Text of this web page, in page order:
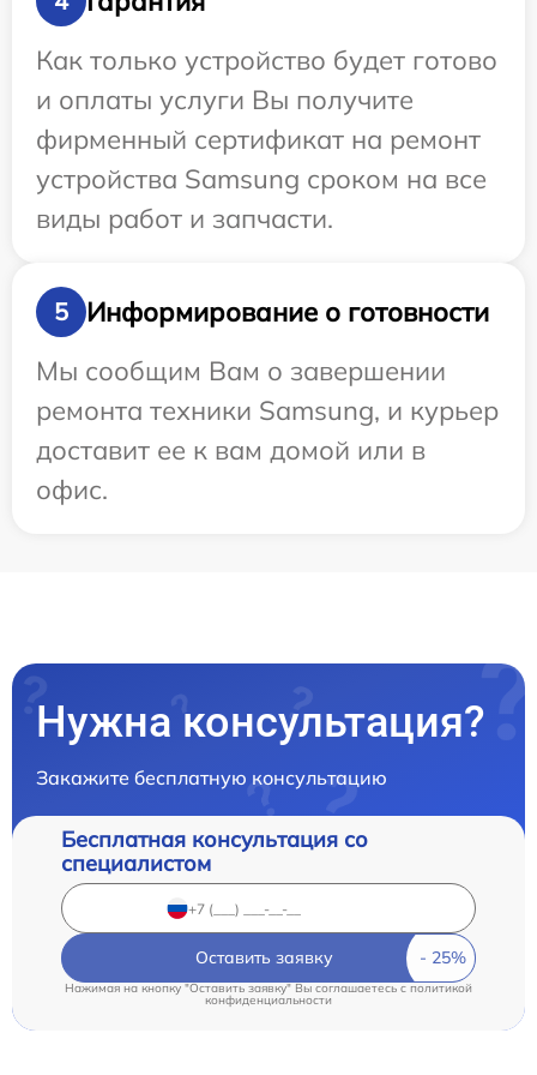
Как только устройство будет готово
и оплаты услуги Вы получите
фирменный сертификат на ремонт
устройства Samsung сроком на все
виды работ и запчасти.
5
Информирование о готовности
Мы сообщим Вам о завершении
ремонта техники Samsung, и курьер
доставит ее к вам домой или в
офис.
Нужна консультация?
Закажите бесплатную консультацию
Бесплатная консультация со
специалистом
Оставить заявку
Нажимая на кнопку "Оставить заявку" Вы соглашаетесь c политикой
конфиденциальности